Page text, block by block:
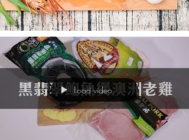
Load video